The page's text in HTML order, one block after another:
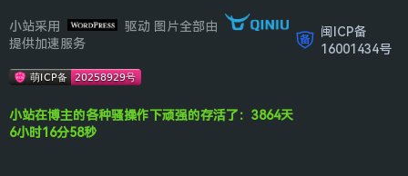
小站采用
驱动 图片全部由
提供加速服务
小站在博主的各种骚操作下顽强的存活了：3864天
6小时16分58秒
闽ICP备
16001434号